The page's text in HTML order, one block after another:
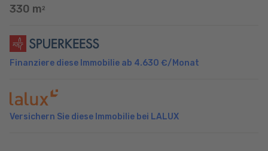
330 m 2
Finanziere diese Immobilie ab 4.630 €/Monat
Versichern Sie diese Immobilie bei LALUX